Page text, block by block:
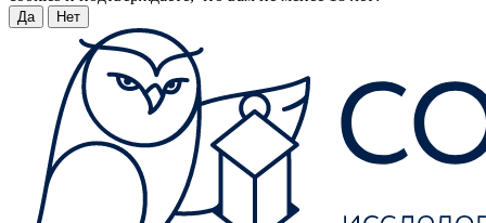
Да Нет